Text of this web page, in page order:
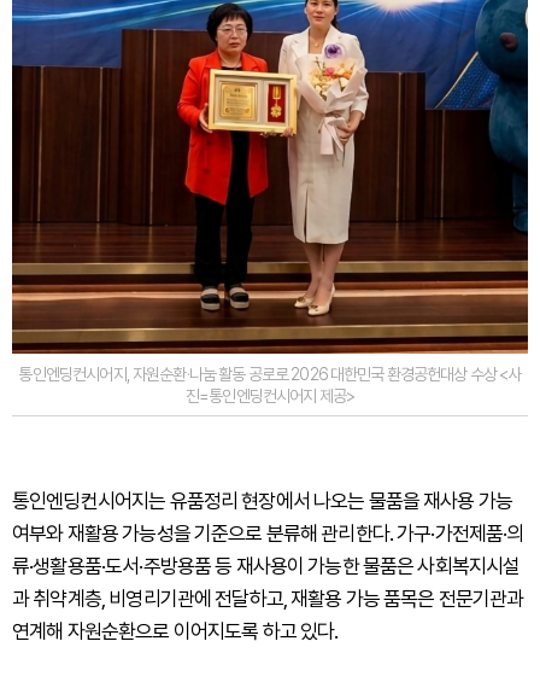
통인엔딩컨시어지, 자원순환·나눔 활동 공로로 2026 대한민국 환경공헌대상 수상 <사
진=통인엔딩컨시어지 제공>
통인엔딩컨시어지는 유품정리 현장에서 나오는 물품을 재사용 가능
여부와 재활용 가능성을 기준으로 분류해 관리한다. 가구·가전제품·의
류·생활용품·도서·주방용품 등 재사용이 가능한 물품은 사회복지시설
과 취약계층, 비영리기관에 전달하고, 재활용 가능 품목은 전문기관과
연계해 자원순환으로 이어지도록 하고 있다.